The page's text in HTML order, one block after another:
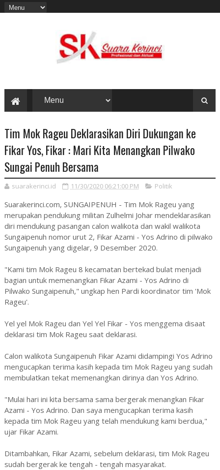
Tim Mok Rageu Deklarasikan Diri Dukungan ke
Fikar Yos, Fikar : Mari Kita Menangkan Pilwako
Sungai Penuh Bersama
suarakerinci.id 11/30/2020 06:21:00 PM Politik
Suarakerinci.com, SUNGAIPENUH - Tim Mok Rageu yang
merupakan pendukung militan Zulhelmi Johar mendeklarasikan
diri mendukung pasangan calon walikota dan wakil walikota
Sungaipenuh nomor urut 2, Fikar Azami - Yos Adrino di pilwako
Sungaipenuh yang digelar, 9 Desember 2020.
"Kami tim Mok Rageu 8 kecamatan bertekad bulat menjadi
bagian untuk memenangkan Fikar Azami - Yos Adrino di
Pilwako Sungaipenuh," ungkap hen Pardi koordinator tim 'Mok
Rageu'.
Yel yel Mok Rageu dan Yel Yel Fikar - Yos menggema disaat
deklarasi tim Mok Rageu saat deklarasi.
Calon walikota Sungaipenuh Fikar Azami didampingi Yos Adrino
mengucapkan terima kasih kepada tim Mok Rageu yang sudah
membulatkan tekat memenangkan dirinya dan Yos Adrino.
"Mulai hari ini kita bersama sama bergerak menangkan Fikar
Azami - Yos Adrino. Dan saya mengucapkan terima kasih
kepada tim Mok Rageu yang telah mendukung kami berdua,"
ujar Fikar Azami.
Ditambahkan, Fikar Azami, sebelum deklarasi, tim Mok Rageu
sudah bergerak ke tengah - tengah masyarakat.